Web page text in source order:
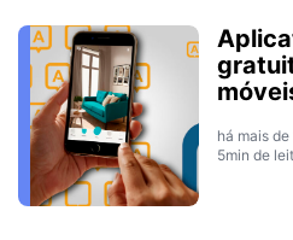
há mais de
5min de